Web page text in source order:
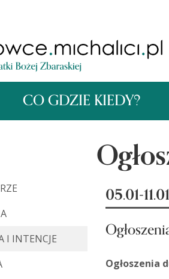
CO GDZIE KIEDY?
I INTENCJE
05.01-
Ogłoszenia